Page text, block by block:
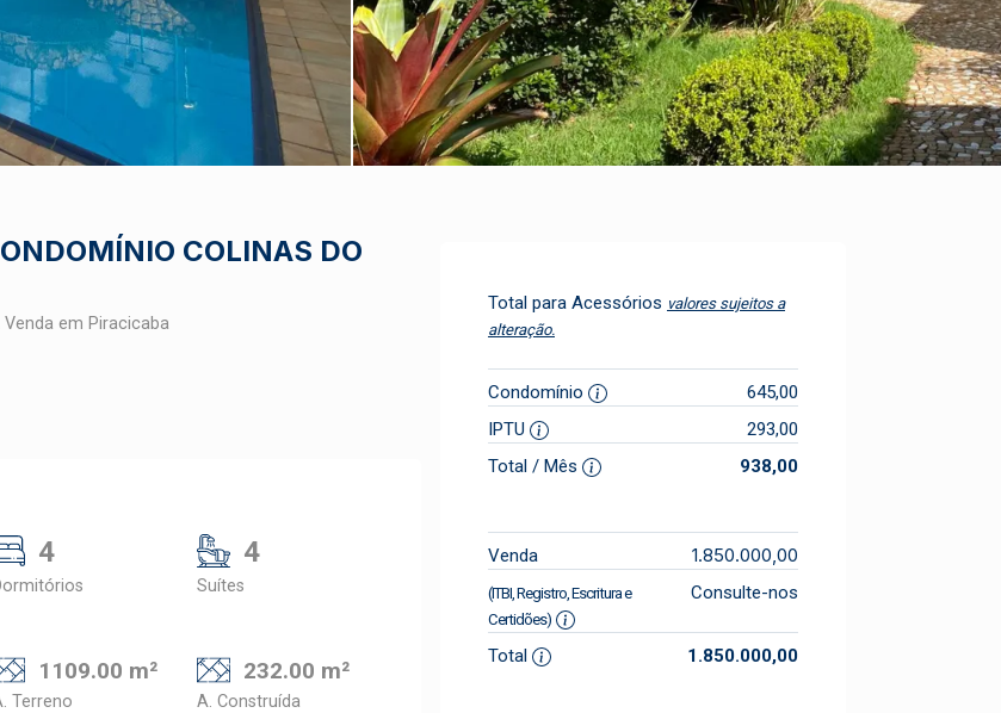
COLINAS DO
Venda em Piracicaba
4 4
Suítes
1109.00 m²
Terreno
232.00 m²
A. Construída
Total para Acessórios valores sujeitos a
alteração.
Condomínio
645,00
IPTU
293,00
Total / Mês
938,00
Venda 1.850.000,00
(ITBI, Registro, Escritura e
Certidões)
Consulte-nos
Total 1.850.000,00